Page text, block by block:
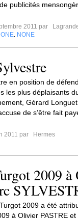
publicités
2011 par
NONE
en position de
les plus déplaisants
Gérard
de s’être fait
2011 par
Hermes
2009
2009 a été
à Olivier PASTRE